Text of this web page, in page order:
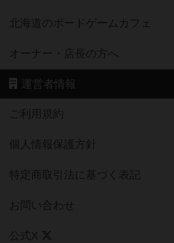
北海道のボードゲームカフェ
オーナー・店長の方へ
運営者情報
ご利用規約
個人情報保護方針
特定商取引法に基づく表記
お問い合わせ
公式X